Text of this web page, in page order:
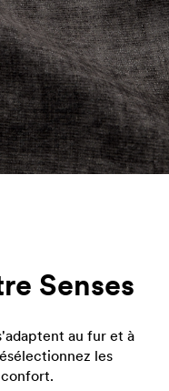
Senses
au fur et à
les